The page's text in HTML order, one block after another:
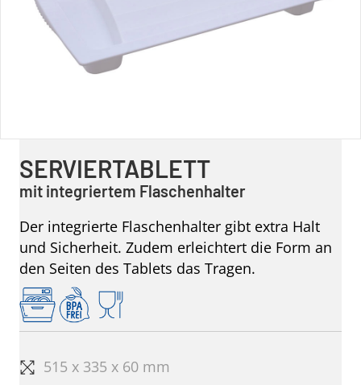
SERVIERTABLETT
mit integriertem Flaschenhalter
Der integrierte Flaschenhalter gibt extra Halt
und Sicherheit. Zudem erleichtert die Form an
den Seiten des Tablets das Tragen.
515 x 335 x 60 mm